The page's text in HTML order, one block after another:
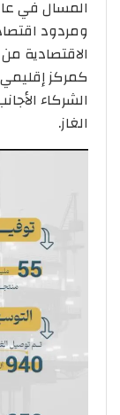
ومردود
الاقتصادية
كمركز إقليمي
الشركاء
الغاز.